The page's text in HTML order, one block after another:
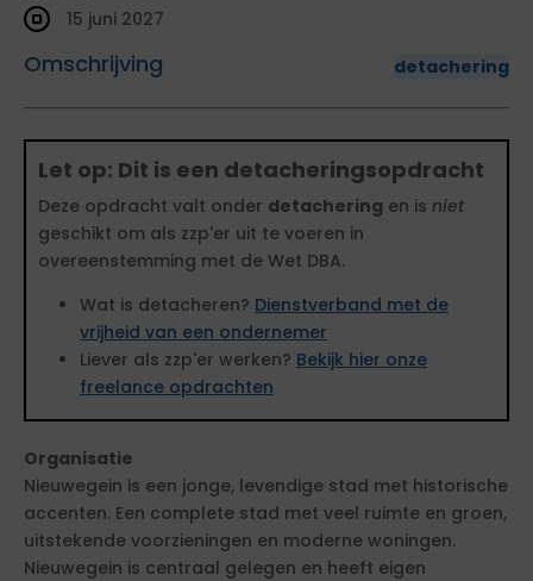
Omschrijving detachering
15 juni 2027
Let op: Dit is een detacheringsopdracht
Deze opdracht valt onder detachering en is niet
geschikt om als zzp'er uit te voeren in
overeenstemming met de Wet DBA.
Wat is detacheren? Dienstverband met de
vrijheid van een ondernemer
Liever als zzp'er werken? Bekijk hier onze
freelance opdrachten
Organisatie
Nieuwegein is een jonge, levendige stad met historische
accenten. Een complete stad met veel ruimte en groen,
uitstekende voorzieningen en moderne woningen.
Nieuwegein is centraal gelegen en heeft eigen